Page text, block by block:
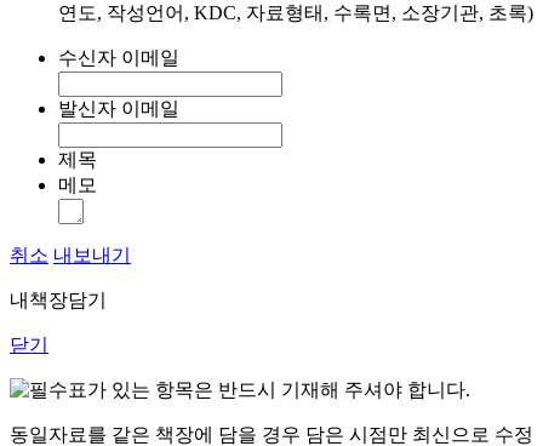
연도, 작성언어, KDC, 자료형태, 수록면, 소장기관, 초록)
수신자 이메일
발신자 이메일
제목
메모
취소 내보내기
내책장담기
닫기
표가 있는 항목은 반드시 기재해 주셔야 합니다.
동일자료를 같은 책장에 담을 경우 담은 시점만 최신으로 수정